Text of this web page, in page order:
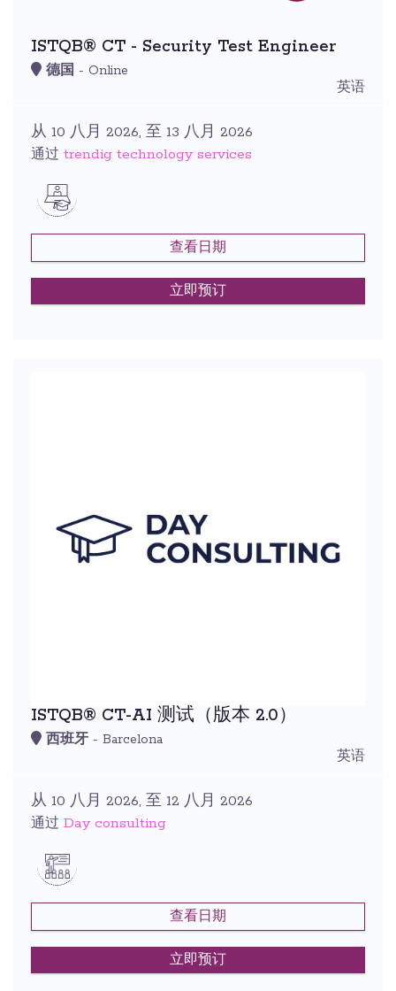
ISTQB® CT - Security Test Engineer
德国 - Online
英语
从 10 八月 2026, 至 13 八月 2026
通过 trendig technology services
查看日期
立即预订
ISTQB® CT-AI 测试（版本 2.0）
西班牙 - Barcelona
英语
从 10 八月 2026, 至 12 八月 2026
通过 Day consulting
查看日期
立即预订